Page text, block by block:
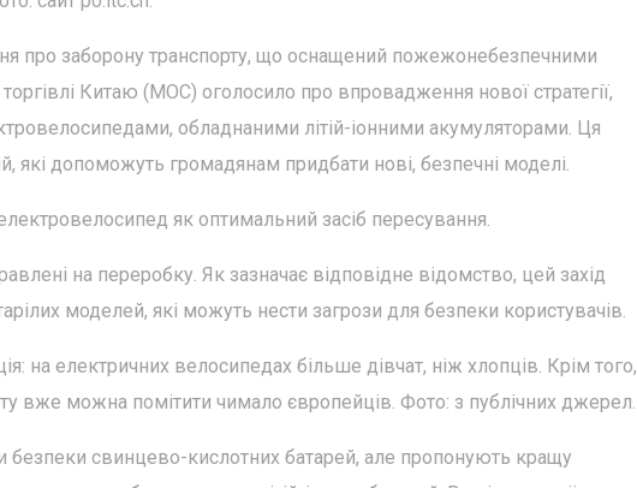
про заборону транспорту, що оснащений пожежонебезпечними
Китаю (MOC) оголосило про впровадження нової стратегії,
обладнаними літій-іонними акумуляторами. Ця
які допоможуть громадянам придбати нові, безпечні моделі.
як оптимальний засіб пересування.
на переробку. Як зазначає відповідне відомство, цей захід
моделей, які можуть нести загрози для безпеки користувачів.
на електричних велосипедах більше дівчат, ніж хлопців. Крім того,
вже можна помітити чимало європейців. Фото: з публічних джерел.
безпеки свинцево-кислотних батарей, але пропонують кращу